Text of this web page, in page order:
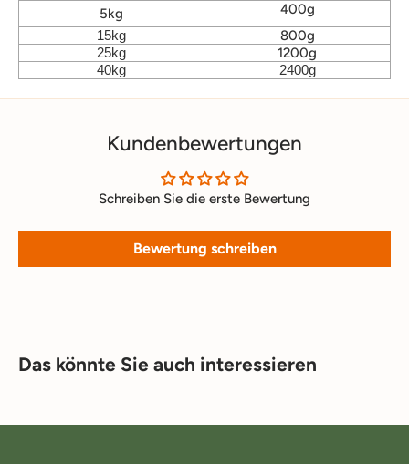
5kg
400g
15kg 800g
25kg 1200g
40kg 2400g
Kundenbewertungen
Schreiben Sie die erste Bewertung
Bewertung schreiben
Das könnte Sie auch interessieren